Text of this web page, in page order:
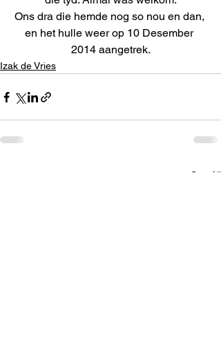
Ons dra die hemde nog so nou en dan,
en het hulle weer op 10 Desember
2014 aangetrek.
Izak de Vries
See All